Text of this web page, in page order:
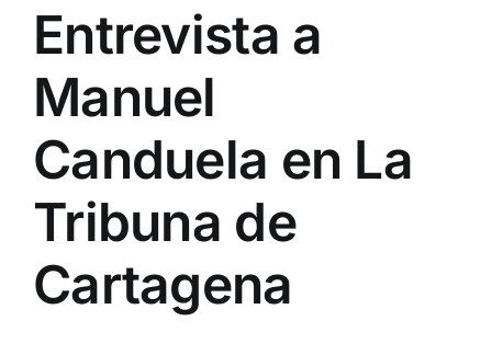
Entrevista a
Manuel
Canduela en La
Tribuna de
Cartagena